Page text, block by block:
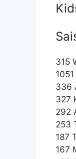
315
336
327
292
253
187
167